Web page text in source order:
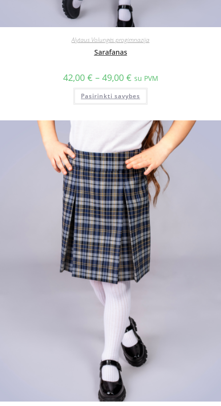
Alytaus Volungės progimnazija
Sarafanas
42,00 € – 49,00 € su PVM
Pasirinkti savybes